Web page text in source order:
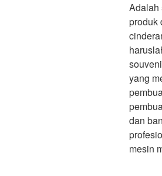
Adalah
produk
yang
dan
mesin